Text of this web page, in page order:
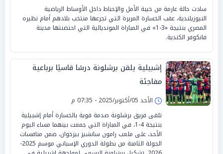
سادت حالة عارمة من خيبة الأمل والإحباط داخل الأوساط الرياضية
النيوزيلندية، عقب الخسارة المريرة التي تجرعها منتخب بلادهم أمام نظيره
المصري بنتيجة «3-1» في المباراة المونديالية التي احتضنتها مدينة
فانكوفر الكندية.
إشبيلية يلقن برشلونة درسًا قاسيًا برباعية
مفاجئة
الأحد 05/أكتوبر/2025 - 07:35 م
تلقى فريق برشلونة صدمة قوية بالخسارة أمام إشبيلية
بنتيجة 4-1، في المباراة التي جمعت بينهما مساء اليوم
الأحد، على ملعب رامون سانشيز بيزخوان، ضمن منافسات
الجولة الثامنة من بطولة الدوري الإسباني موسم 2025-